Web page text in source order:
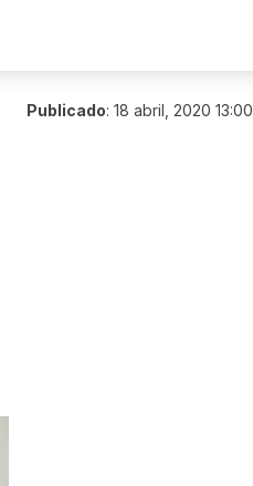
Publicado: 18 abril, 2020 13:00